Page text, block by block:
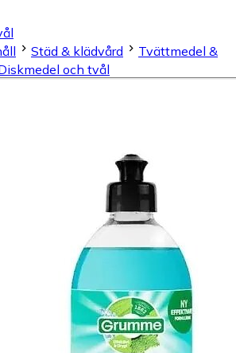
Städ & klädvård
Tvättmedel &
och tvål